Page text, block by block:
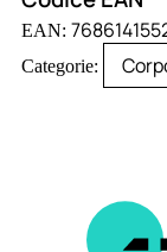
EAN:
Categorie: